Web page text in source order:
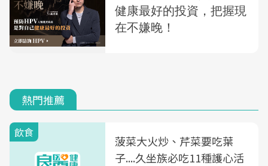
熱門推薦
飲食
菠菜大火炒、芹菜要吃葉
子....久坐族必吃11種護心活